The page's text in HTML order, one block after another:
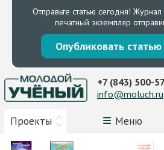
Отправьте статью сегодня! Журнал
печатный экземпляр
Опубликовать
Проекты Меню
+7 (843) 500-
info@moluch.ru